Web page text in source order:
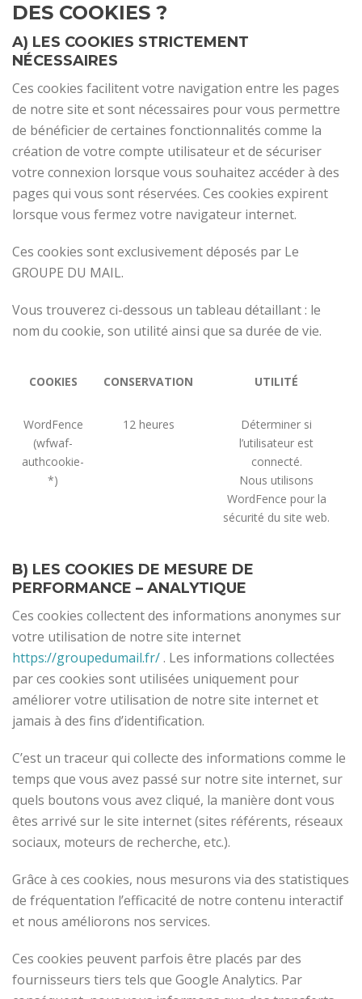
DES COOKIES ?
A) LES COOKIES STRICTEMENT
NÉCESSAIRES
Ces cookies facilitent votre navigation entre les pages
de notre site et sont nécessaires pour vous permettre
de bénéficier de certaines fonctionnalités comme la
création de votre compte utilisateur et de sécuriser
votre connexion lorsque vous souhaitez accéder à des
pages qui vous sont réservées. Ces cookies expirent
lorsque vous fermez votre navigateur internet.
Ces cookies sont exclusivement déposés par Le
GROUPE DU MAIL.
Vous trouverez ci-dessous un tableau détaillant : le
nom du cookie, son utilité ainsi que sa durée de vie.
COOKIES CONSERVATION UTILITÉ
WordFence
(wfwaf-
authcookie-
*)
12 heures
Déterminer si
l’utilisateur est
connecté.
Nous utilisons
WordFence pour la
sécurité du site web.
B) LES COOKIES DE MESURE DE
PERFORMANCE – ANALYTIQUE
Ces cookies collectent des informations anonymes sur
votre utilisation de notre site internet
https://groupedumail.fr/. Les informations collectées
par ces cookies sont utilisées uniquement pour
améliorer votre utilisation de notre site internet et
jamais à des fins d’identification.
C’est un traceur qui collecte des informations comme le
temps que vous avez passé sur notre site internet, sur
quels boutons vous avez cliqué, la manière dont vous
êtes arrivé sur le site internet (sites référents, réseaux
sociaux, moteurs de recherche, etc.).
Grâce à ces cookies, nous mesurons via des statistiques
de fréquentation l’efficacité de notre contenu interactif
et nous améliorons nos services.
Ces cookies peuvent parfois être placés par des
fournisseurs tiers tels que Google Analytics. Par